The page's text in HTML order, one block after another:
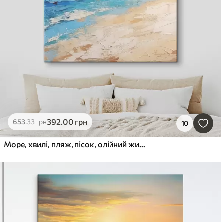
653.33грн392.00 грн 10
Море, хвилі, пляж, пісок, олійний живопис, абстракція, пейзаж, ландшафт